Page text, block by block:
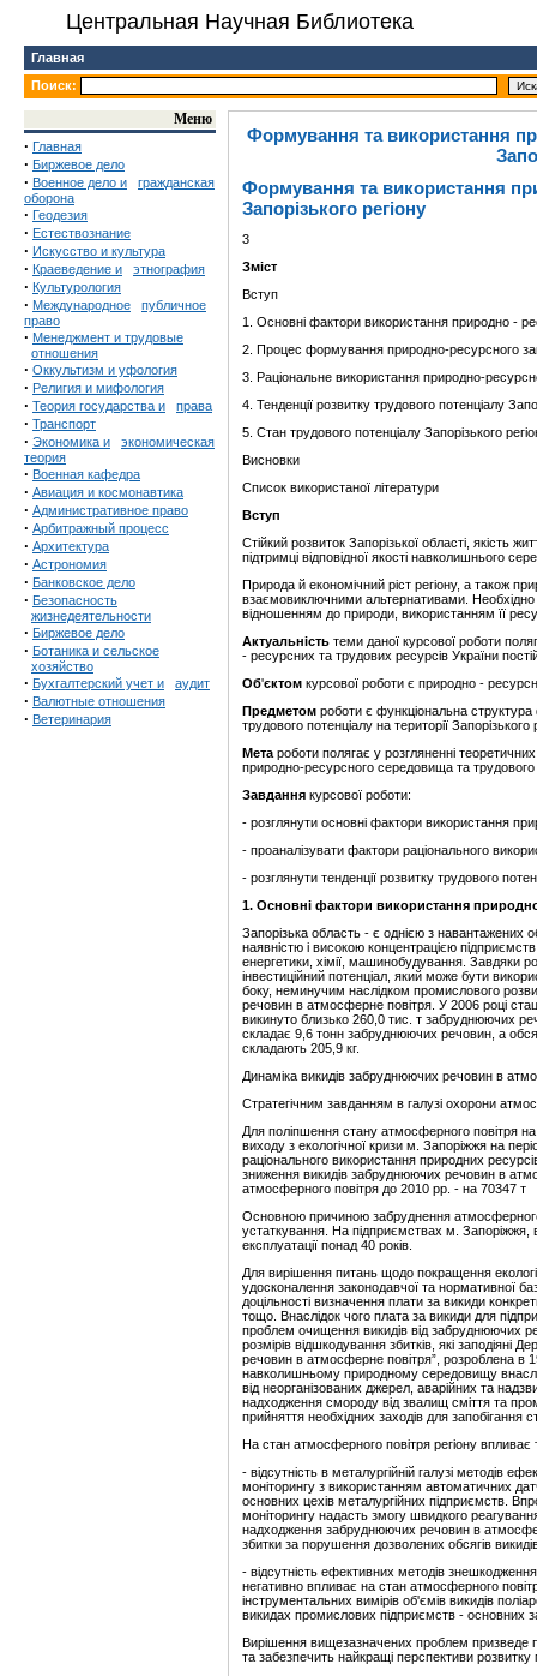
Центральная Научная Библиотека
Главная
Поиск:
Меню
· Главная
· Биржевое дело
· Военное дело и
гражданская
оборона
· Геодезия
· Естествознание
· Искусство и культура
· Краеведение и этнография
· Культурология
· Международное
публичное
право
· Менеджмент и трудовые
отношения
· Оккультизм и уфология
· Религия и мифология
· Теория государства и права
· Транспорт
· Экономика и
экономическая
теория
· Военная кафедра
· Авиация и космонавтика
· Административное право
· Арбитражный процесс
· Архитектура
· Астрономия
· Банковское дело
· Безопасность
жизнедеятельности
· Биржевое дело
· Ботаника и сельское
хозяйство
· Бухгалтерский учет и аудит
· Валютные отношения
· Ветеринария
Формування та використання
Формування та використання
Запорізького регіону
3
Зміст
Вступ
1. Основні фактори використання природно -
2. Процес формування природно-ресурсного
3. Раціональне використання природно-
4. Тенденції розвитку трудового потенціалу
5. Стан трудового потенціалу Запорізького
Висновки
Список використаної літератури
Вступ
Стійкий розвиток Запорізької області, якість
підтримці відповідної якості навколишнього
Природа й економічний ріст регіону, а також
взаємовиключними альтернативами. Необхідно
відношенням до природи, використанням її
Актуальність теми даної курсової роботи
- ресурсних та трудових ресурсів України
Об'єктом курсової роботи є природно -
Предметом роботи є функціональна
трудового потенціалу на території Запорізького
Мета роботи полягає у розгляненні
природно-ресурсного середовища та трудового
Завдання курсової роботи:
- розглянути основні фактори використання
- проаналізувати фактори раціонального
- розглянути тенденції розвитку трудового
1. Основні фактори використання
Запорізька область - є однією з навантажених
наявністю і високою концентрацією
енергетики, хімії, машинобудування. Завдяки
інвестиційний потенціал, який може бути
боку, неминучим наслідком промислового
речовин в атмосферне повітря. У 2006 році
викинуто близько 260,0 тис. т забруднюючих
складає 9,6 тонн забруднюючих речовин, а
складають 205,9 кг.
Динаміка викидів забруднюючих речовин в
Стратегічним завданням в галузі охорони
Для поліпшення стану атмосферного повітря на
виходу з екологічної кризи м. Запоріжжя на
раціонального використання природних
зниження викидів забруднюючих речовин в
атмосферного повітря до 2010 рр. - на 70347 т
Основною причиною забруднення атмосферного
устаткування. На підприємствах м.
експлуатації понад 40 років.
Для вирішення питань щодо покращення
удосконалення законодавчої та нормативної
доцільності визначення плати за викиди
тощо. Внаслідок чого плата за викиди для
проблем очищення викидів від забруднюючих
розмірів відшкодування збитків, які заподіяні
речовин в атмосферне повітря”, розроблена в
навколишньому природному середовищу
від неорганізованих джерел, аварійних та
надходження смороду від звалищ сміття та
прийняття необхідних заходів для запобігання
На стан атмосферного повітря регіону
- відсутність в металургійній галузі методів
моніторингу з використанням автоматичних
основних цехів металургійних підприємств.
моніторингу надасть змогу швидкого
надходження забруднюючих речовин в
збитки за порушення дозволених обсягів
- відсутність ефективних методів
негативно впливає на стан атмосферного
інструментальних вимірів об'ємів викидів
викидах промислових підприємств - основних
Вирішення вищезазначених проблем призведе
та забезпечить найкращі перспективи розвитку